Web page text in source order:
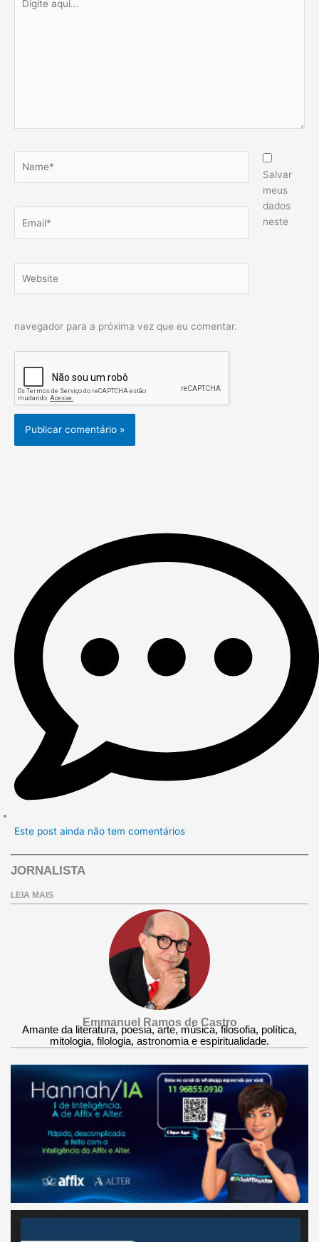
aqui...
Salvar
meus
dados
neste
navegador para a próxima vez que eu comentar.
Este post ainda não tem comentários
JORNALISTA
LEIA MAIS
Emmanuel Ramos de Castro
Amante da literatura, poesia, arte, música, filosofia, política,
mitologia, filologia, astronomia e espiritualidade.